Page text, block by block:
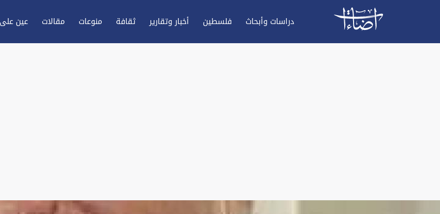
دراسات وأبحاث فلسطين أخبار وتقارير ثقافة منوعات مقالات عين